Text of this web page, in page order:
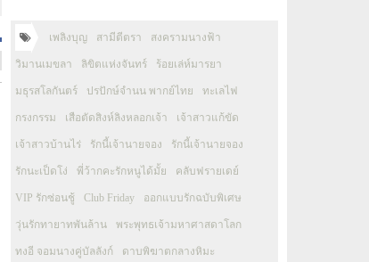
เพลิงบุญ สามีตีตรา สงครามนางฟ้า
วิมานเมขลา ลิขิตแห่งจันทร์ ร้อยเล่ห์มารยา
มธุรสโลกันตร์ ปรปักษ์จำนน พากย์ไทย ทะเลไฟ
กรงกรรม เสือตัดสิงห์ลิงหลอกเจ้า เจ้าสาวแก้ขัด
เจ้าสาวบ้านไร่ รักนี้เจ้านายจอง รักนี้เจ้านายจอง
รักนะเป็ดโง่ พี่ว้ากคะรักหนูได้มั้ย คลับฟรายเดย์
VIP รักซ่อนชู้ Club Friday ออกแบบรักฉบับพิเศษ
วุ่นรักทายาทพันล้าน พระพุทธเจ้ามหาศาสดาโลก
ทงอี จอมนางคู่บัลลังก์ ดาบพิฆาตกลางหิมะ